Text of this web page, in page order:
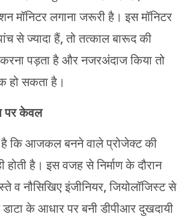
मॉनिटर लगाना जरूरी है। इस मॉनिटर
से ज्यादा हैं, तो तत्काल बारूद की
पड़ता है और नजरअंदाज किया तो
हो सकता है।
पर केवल
है कि आजकल बनने वाले प्रोजेक्ट की
है। इस वजह से निर्माण के दौरान
व नौसिखिए इंजीनियर, जियोलॉजिस्ट से
के आधार पर बनी डीपीआर दुखदायी